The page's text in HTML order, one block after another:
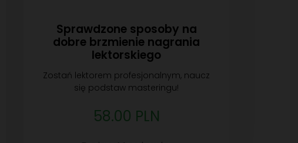
Sprawdzone sposoby na
dobre brzmienie nagrania
lektorskiego
Zostań lektorem profesjonalnym, naucz
się podstaw masteringu!
58.00 PLN